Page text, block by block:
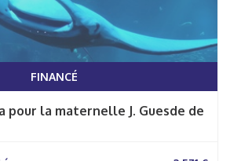
FINANCÉ
pour la maternelle J. Guesde de